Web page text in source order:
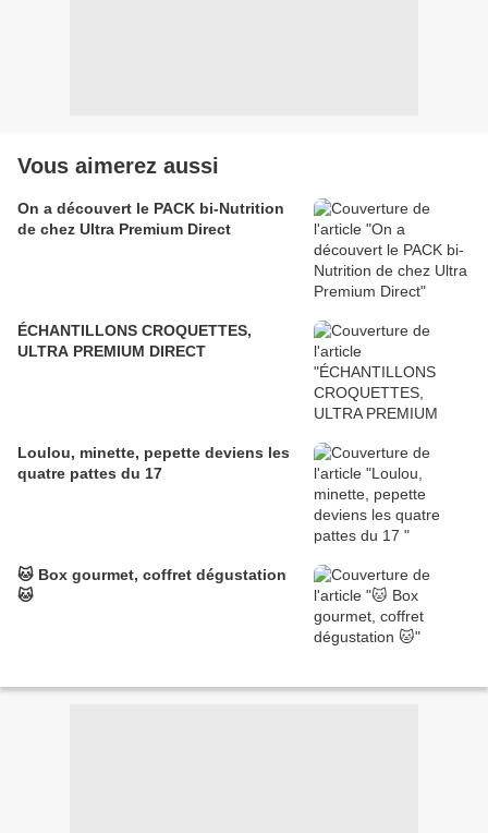
Vous aimerez aussi
On a découvert le PACK bi-Nutrition
de chez Ultra Premium Direct
ÉCHANTILLONS CROQUETTES,
ULTRA PREMIUM DIRECT
Loulou, minette, pepette deviens les
quatre pattes du 17
🐱 Box gourmet, coffret dégustation
🐱